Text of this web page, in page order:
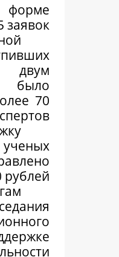
грантов в
субсидий – 25
Для
оценки
заявок по
конкурсам
привлечено
На
молодых
будет
6 000 000,0
По
совета по